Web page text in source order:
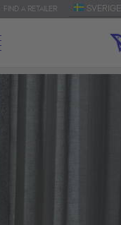
FIND A RETAILER SVERIGE